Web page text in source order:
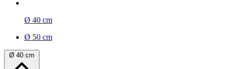
Ø 40 cm
Ø 50 cm
Ø 40 cm